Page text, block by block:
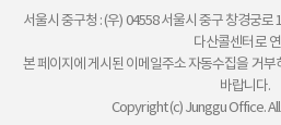
서울시 중구청 : (우) 04558 서울시 중구 창경궁로
다산콜센터로
본 페이지에 게시된 이메일주소 자동수집을 거부
바랍니다.
Copyright (c) Junggu Office.